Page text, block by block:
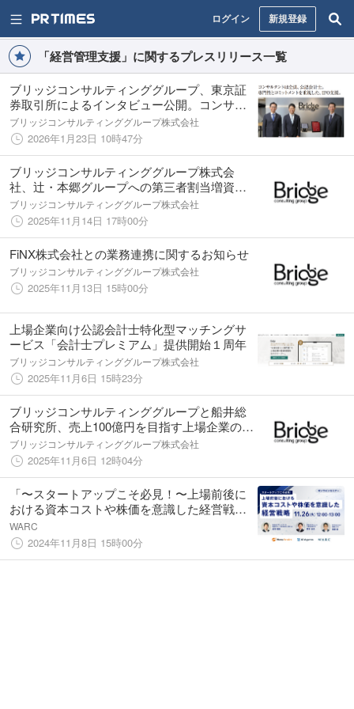
ログイン 新規登録
「経営管理支援」に関するプレスリリース一覧
ブリッジコンサルティンググループ、東京証
券取引所によるインタビュー公開。コンサル
タント全員が公認会計士という国内でも稀有
なJ-Adviserとして紹介。自社の上場体験を踏
まえ、支援の強みを明かす
ブリッジコンサルティンググループ株式会社
2026年1月23日 10時47分
ブリッジコンサルティンググループ株式会
社、辻󠄀・本郷グループへの第三者割当増資を
実施
ブリッジコンサルティンググループ株式会社
2025年11月14日 17時00分
FiNX株式会社との業務連携に関するお知らせ
ブリッジコンサルティンググループ株式会社
2025年11月13日 15時00分
上場企業向け公認会計士特化型マッチングサ
ービス「会計士プレミアム」提供開始１周年
ブリッジコンサルティンググループ株式会社
2025年11月6日 15時23分
ブリッジコンサルティンググループと船井総
合研究所、売上100億円を目指す上場企業の成
長支援に向け業務連携を開始
ブリッジコンサルティンググループ株式会社
2025年11月6日 12時04分
「〜スタートアップこそ必見！〜上場前後に
おける資本コストや株価を意識した経営戦
略」を開催
WARC
2024年11月8日 15時00分